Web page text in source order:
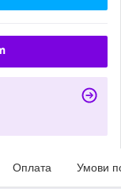
Оплата Умови